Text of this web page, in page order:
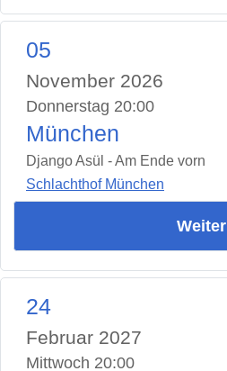
05
November 2026
Donnerstag 20:00
München
Django Asül - Am Ende vorn
Schlachthof München
Weiter
24
Februar 2027
Mittwoch 20:00